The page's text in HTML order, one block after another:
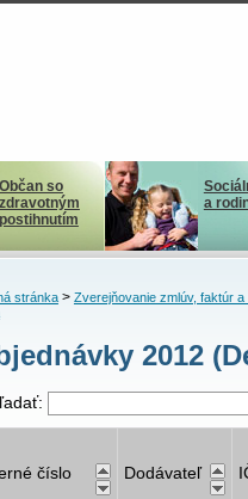
Občan so
zdravotným
postihnutím
a
stránka> Zverejňovanie zmlúv, faktúr a
2012
číslo Dodávateľ